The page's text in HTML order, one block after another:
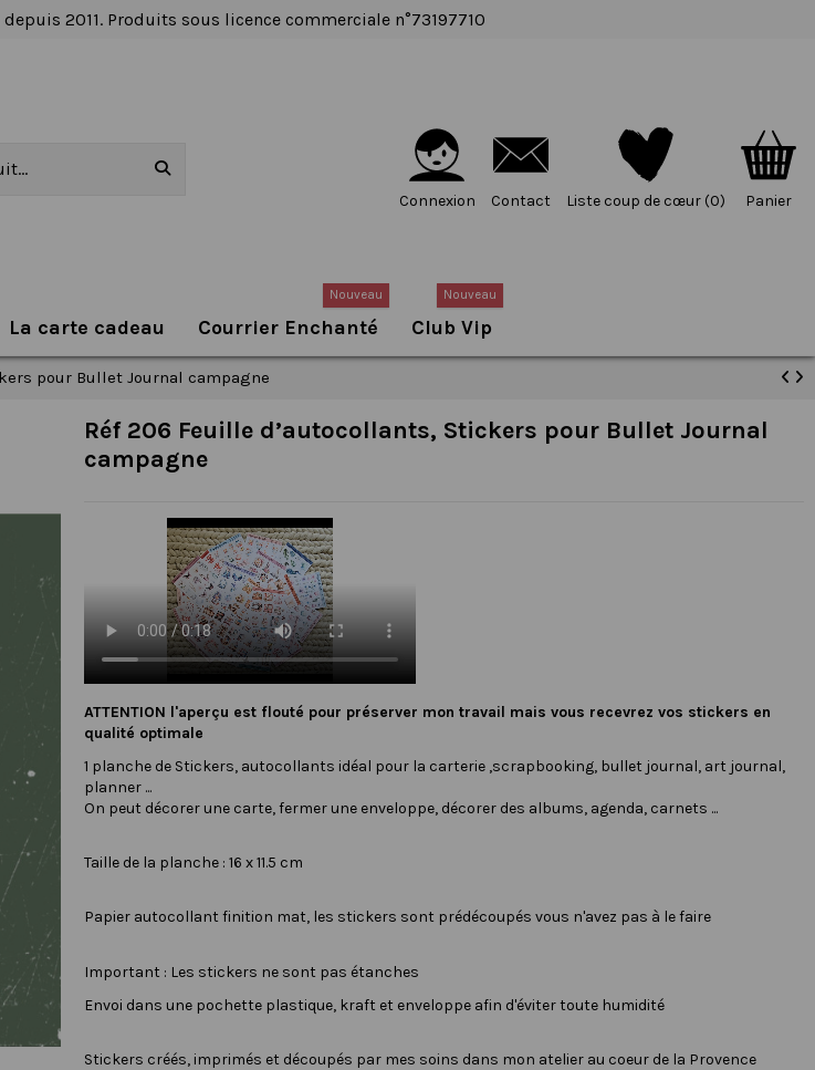
2011. Produits sous licence commerciale n°73197710
Connexion Contact Liste coup de cœur (0) Panier
La carte cadeau Courrier Enchanté
Nouveau
Club Vip
Nouveau
pour Bullet Journal campagne
Réf 206 Feuille d’autocollants, Stickers pour Bullet Journal
campagne
ATTENTION l'aperçu est flouté pour préserver mon travail mais vous recevrez vos stickers en
qualité optimale
1 planche de Stickers, autocollants idéal pour la carterie ,scrapbooking, bullet journal, art journal,
planner ...
On peut décorer une carte, fermer une enveloppe, décorer des albums, agenda, carnets ...
Taille de la planche : 16 x 11.5 cm
Papier autocollant finition mat, les stickers sont prédécoupés vous n'avez pas à le faire
Important : Les stickers ne sont pas étanches
Envoi dans une pochette plastique, kraft et enveloppe afin d'éviter toute humidité
Stickers créés, imprimés et découpés par mes soins dans mon atelier au coeur de la Provence